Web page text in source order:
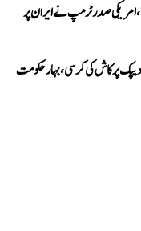
امریکی صدر ٹرمپ نے ایران پر
پرکاش کی کرسی، بہار حکومت